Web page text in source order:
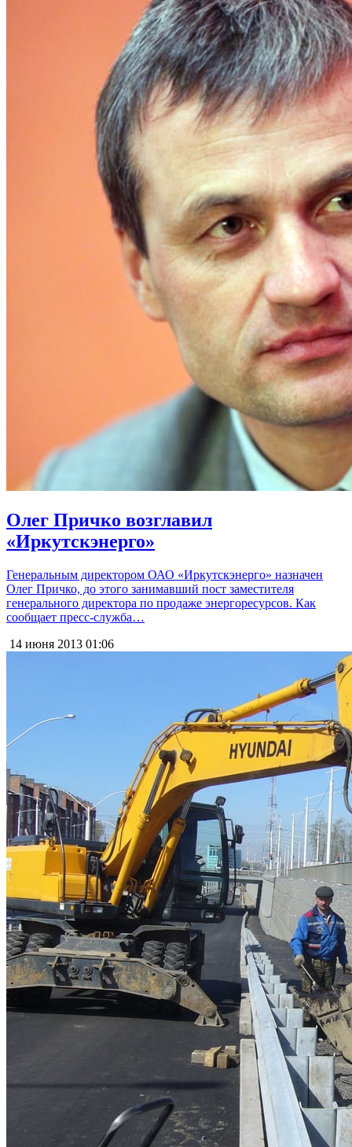
Олег Причко возглавил
«Иркутскэнерго»
Генеральным директором ОАО «Иркутскэнерго» назначен
Олег Причко, до этого занимавший пост заместителя
генерального директора по продаже энергоресурсов. Как
сообщает пресс-служба…
14 июня 2013 01:06